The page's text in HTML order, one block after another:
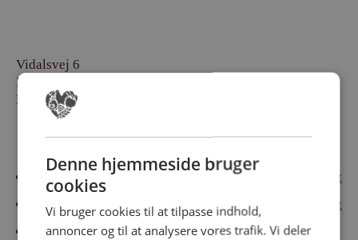
Vidalsvej 6
DK-9230 Svenstrup
Denmark
Cateringmesse Nord
Cateringmesse Midt
Cateringmesse Syd
Cateringmesse Øst
Cateringmesse Thy
Denne hjemmeside bruger
cookies
Vi bruger cookies til at tilpasse indhold,
annoncer og til at analysere vores trafik. Vi deler